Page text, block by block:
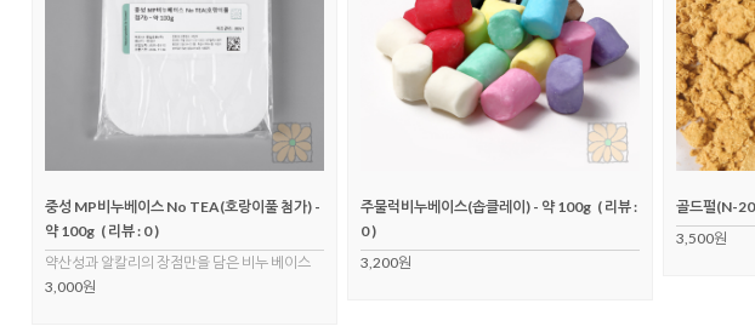
중성 MP비누베이스 No TEA(호랑이풀 첨가) -
약 100g ( 리뷰 : 0 )
약산성과 알칼리의 장점만을 담은 비누 베이스
3,000원
주물럭비누베이스(솝클레이) - 약 100g ( 리뷰 :
0 )
3,200원
골드펄(N-
3,500원